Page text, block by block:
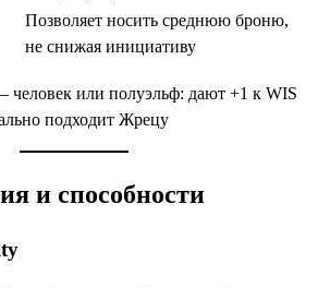
Позволяет носить среднюю броню,
не снижая инициативу
человек или полуэльф: дают +1 к WIS
подходит Жрецу
и способности